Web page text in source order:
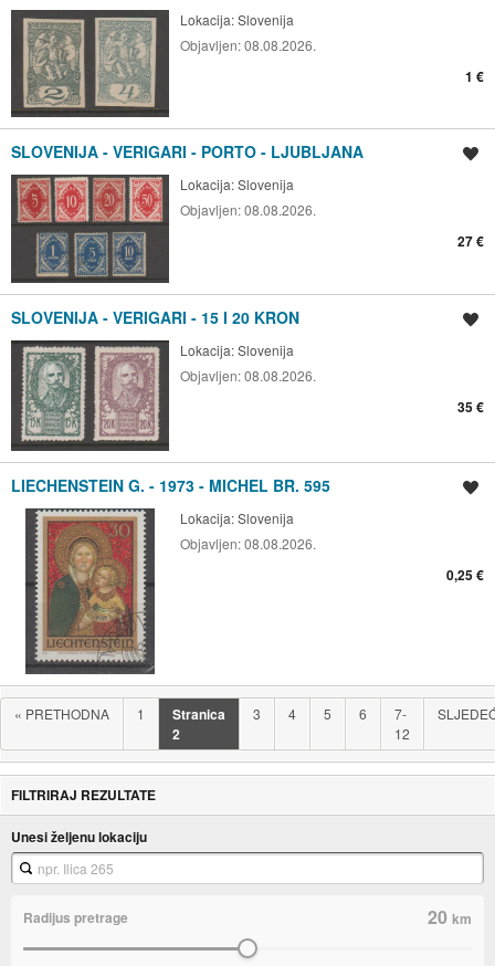
Lokacija:Slovenija
Objavljen:08.08.2026.
1 €
SLOVENIJA - VERIGARI - PORTO - LJUBLJANA
Lokacija:Slovenija
Objavljen:08.08.2026.
27 €
SLOVENIJA - VERIGARI - 15 I 20 KRON
Lokacija:Slovenija
Objavljen:08.08.2026.
35 €
LIECHENSTEIN G. - 1973 - MICHEL BR. 595
Lokacija:Slovenija
Objavljen:08.08.2026.
0,25 €
« PRETHODNA 1
Stranica
2
3 4 5 6
7-
12
FILTRIRAJ REZULTATE
Unesi željenu lokaciju
Radijus pretrage 20km